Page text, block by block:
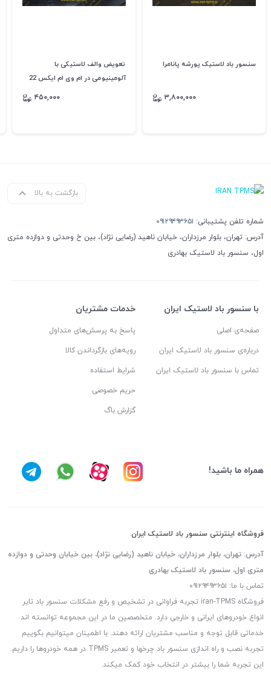
سنسور باد لاستیک پورشه پانامرا
۳,۸۰۰,۰۰۰
تعویض والف لاستیکی با
آلومینیومی در ام وی ام ایکس 22
۴۵۰,۰۰۰
بازگشت به بالا
شماره تلفن پشتیبانی: ۰۹۱۲۹۴۹۳۶۵۱
آدرس: تهران، بلوار مرزداران، خیابان ناهید (رضایی نژاد)، بین خ وحدتی و دوازده متری
اول، سنسور باد لاستیک بهادری
با سنسور باد لاستیک ایران
صفحه‌ی اصلی
درباره‌ی سنسور باد لاستیک ایران
تماس با سنسور باد لاستیک ایران
خدمات مشتریان
پاسخ به پرسش‌های متداول
رویه‌های بازگرداندن کالا
شرایط استفاده
حریم خصوصی
گزارش باگ
همراه ما باشید!
فروشگاه اینترنتی سنسور باد لاستیک ایران
آدرس: تهران، بلوار مرزداران، خیابان ناهید (رضایی نژاد)، بین خیابان وحدتی و دوازده
متری اول، سنسور باد لاستیک بهادری
تماس با ما: ۰۹۱۲۹۴۹۳۶۵۱
فروشگاه iran-TPMS تجربه فراوانی در تشخیص و رفع مشکلات سنسور باد تایر
انواع خودروهای ایرانی و خارجی دارد. متخصصین ما در این مجموعه توانسته اند
خدماتی قابل توجه و مناسب مشتریان ارائه دهند. با اطمینان میتوانیم بگوییم
تجربه نصب و راه اندازی سنسور باد چرخها و تعمیر TPMS در همه خودروها را داریم.
این تجربه شما را بیشتر در انتخاب خود کمک میکند.